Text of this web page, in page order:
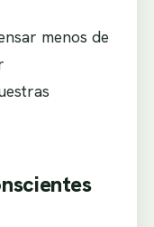
menos de